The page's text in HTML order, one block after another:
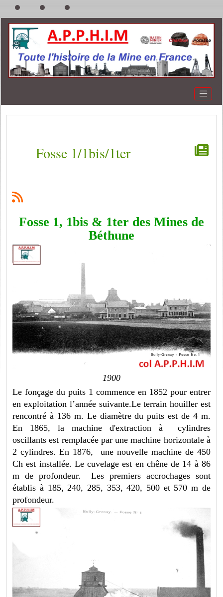
Fosse 1/1bis/1ter
Fosse 1, 1bis & 1ter des Mines de
Béthune
1900
Le fonçage du puits 1 commence en 1852 pour entrer
en exploitation l’année suivante.Le terrain houiller est
rencontré à 136 m. Le diamètre du puits est de 4 m.
En 1865, la machine d'extraction à cylindres
oscillants est remplacée par une machine horizontale à
2 cylindres. En 1876, une nouvelle machine de 450
Ch est installée. Le cuvelage est en chêne de 14 à 86
m de profondeur. Les premiers accrochages sont
établis à 185, 240, 285, 353, 420, 500 et 570 m de
profondeur.